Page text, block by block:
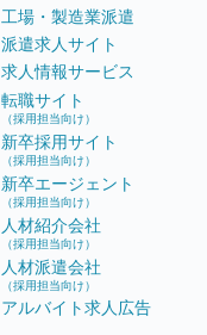
工場・製造業派遣
派遣求人サイト
求人情報サービス
転職サイト
（採用担当向け）
新卒採用サイト
（採用担当向け）
新卒エージェント
（採用担当向け）
人材紹介会社
（採用担当向け）
人材派遣会社
（採用担当向け）
アルバイト求人広告